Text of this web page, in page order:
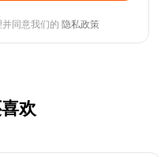
同意我们的 隐私政策
欢